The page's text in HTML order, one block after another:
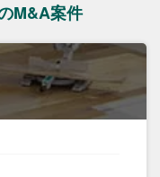
M&A案件